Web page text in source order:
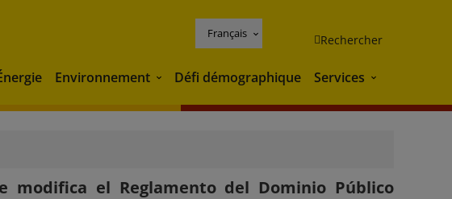
Français Rechercher
Environnement Environnement
Défi démographique Services Services
modifica el Reglamento del Dominio Público